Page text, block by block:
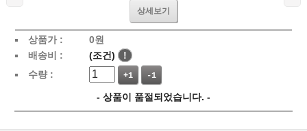
상세보기
상품가 : 0원
배송비 :
(조건)
!
수량 :
+1 -1
- 상품이 품절되었습니다. -